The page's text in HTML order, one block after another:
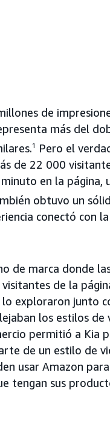
de
más del
1
Pero el
de 22 000
en la página,
obtuvo un
conectó con
de marca donde
de la
lo exploraron junto
los estilos de
permitió a Kia
de un estilo de
usar Amazon
tengan sus